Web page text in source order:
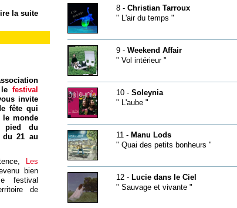
la suite
festival
invite
fête qui
le monde
pied du
du 21 au
Les
bien
festival
de
8 - Christian Tarroux
" L'air du temps "
9 - Weekend Affair
" Vol intérieur "
10 - Soleynia
" L'aube "
11 - Manu Lods
" Quai des petits bonheurs "
12 - Lucie dans le Ciel
" Sauvage et vivante "